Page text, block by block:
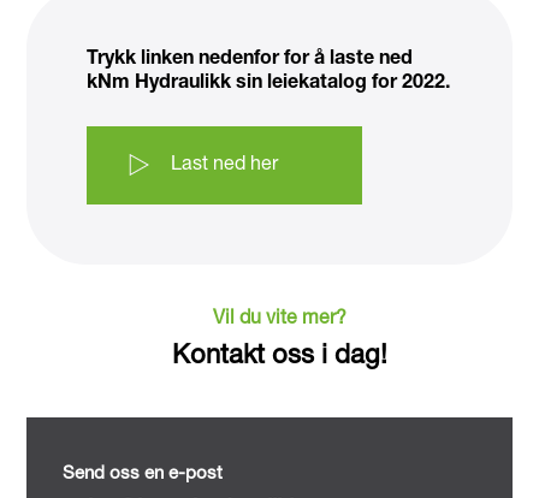
Trykk linken nedenfor for å laste ned
kNm Hydraulikk sin leiekatalog for 2022.
Last ned her
Vil du vite mer?
Kontakt oss i dag!
Send oss en e-post